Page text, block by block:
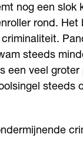
nog een slok
rond.
steeds
een veel
steeds